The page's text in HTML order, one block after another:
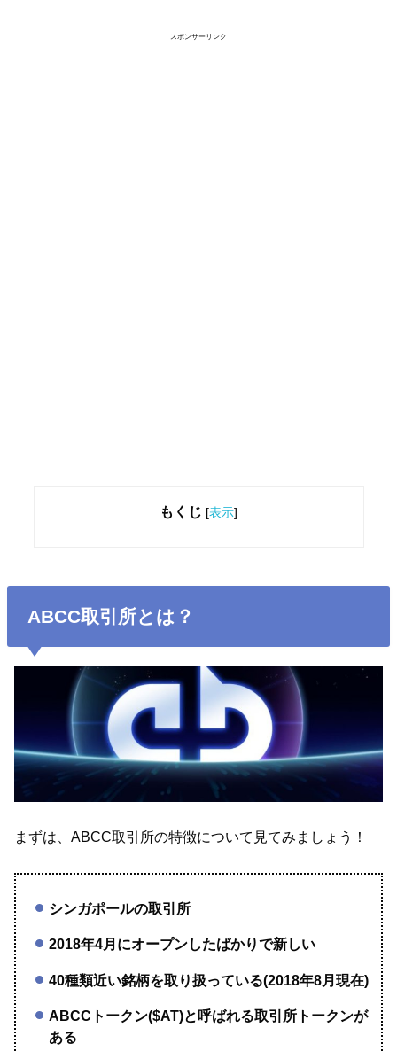
スポンサーリンク
もくじ [表示]
ABCC取引所とは？
まずは、ABCC取引所の特徴について見てみましょう！
シンガポールの取引所
2018年4月にオープンしたばかりで新しい
40種類近い銘柄を取り扱っている(2018年8月現在)
ABCCトークン($AT)と呼ばれる取引所トークンが
ある